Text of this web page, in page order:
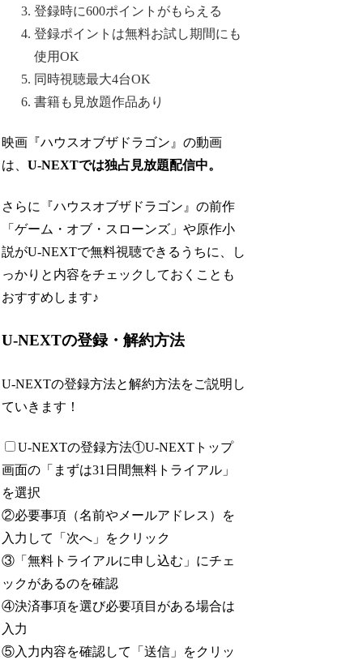
登録時に600ポイントがもらえる
登録ポイントは無料お試し期間にも
使用OK
同時視聴最大4台OK
書籍も見放題作品あり
映画『ハウスオブザドラゴン』の動画
は、U-NEXTでは独占見放題配信中。
さらに『ハウスオブザドラゴン』の前作
「ゲーム・オブ・スローンズ」や原作小
説がU-NEXTで無料視聴できるうちに、し
っかりと内容をチェックしておくことも
おすすめします♪
U-NEXTの登録・解約方法
U-NEXTの登録方法と解約方法をご説明し
ていきます！
U-NEXTの登録方法①U-NEXTトップ
画面の「まずは31日間無料トライアル」
を選択
②必要事項（名前やメールアドレス）を
入力して「次へ」をクリック
③「無料トライアルに申し込む」にチェ
ックがあるのを確認
④決済事項を選び必要項目がある場合は
入力
⑤入力内容を確認して「送信」をクリッ